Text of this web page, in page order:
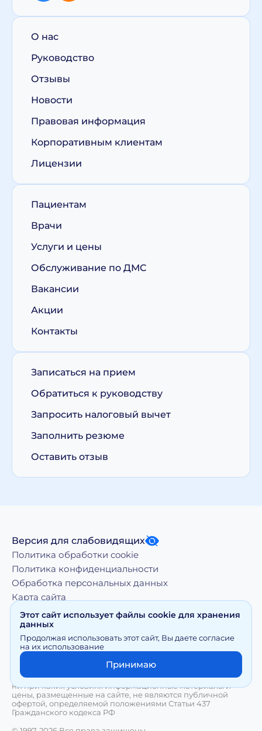
О нас
Руководство
Отзывы
Новости
Правовая информация
Корпоративным клиентам
Лицензии
Пациентам
Врачи
Услуги и цены
Обслуживание по ДМС
Вакансии
Акции
Контакты
Записаться на прием
Обратиться к руководству
Запросить налоговый вычет
Заполнить резюме
Оставить отзыв
Версия для слабовидящих
Политика обработки cookie
Политика конфиденциальности
Обработка персональных данных
Карта сайта
использование материалов, размещенных на moy-
doktor.org возможно только с письменного разрешения
Правообладателя
Сайт носит исключительно информационный характер и
ни при каких условиях информационные материалы и
цены, размещенные на сайте, не являются публичной
офертой, определяемой положениями Статьи 437
Гражданского кодекса РФ
Этот сайт использует файлы cookie для хранения
данных
Продолжая использовать этот сайт, Вы даете согласие
на их использование
Принимаю